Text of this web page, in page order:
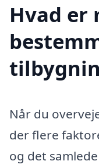
Hvad er
Når du
der flere
og det